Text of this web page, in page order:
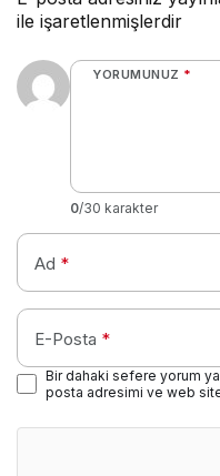
ile işaretlenmişlerdir
YORUMUNUZ *
0/30 karakter
Ad *
E-Posta *
Bir dahaki sefere yorum
posta adresimi ve web